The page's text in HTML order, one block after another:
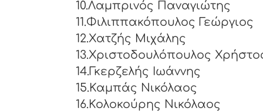
10.Λαμπρινός Παναγιώτης
11.Φιλιππακόπουλος Γεώργιος
12.Χατζής Μιχάλης
13.Χριστοδουλόπουλος
14.Γκερζελής Ιωάννης
15.Καμπάς Νικόλαος
16.Κολοκούρης Νικόλαος